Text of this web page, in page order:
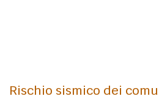
Rischio sismico dei